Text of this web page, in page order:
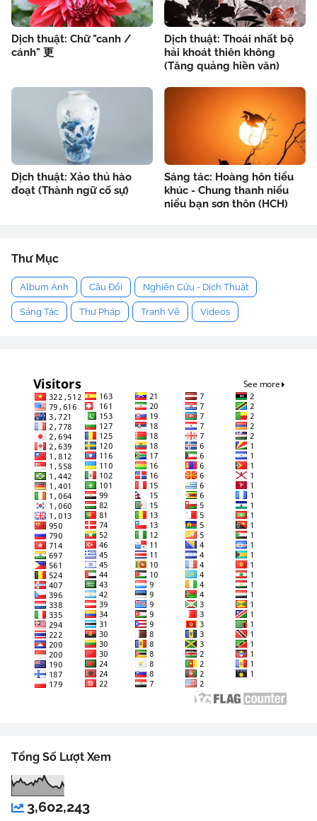
Dịch thuật: Chữ "canh /
cánh" 更
Dịch thuật: Thoái nhất bộ
hải khoát thiên không
(Tăng quảng hiền văn)
Dịch thuật: Xảo thủ hào
đoạt (Thành ngữ cố sự)
Sáng tác: Hoàng hôn tiểu
khúc - Chung thanh niểu
niểu bạn sơn thôn (HCH)
Thư Mục
Album Ảnh Câu Đối Nghiên Cứu - Dịch Thuật
Sáng Tác Thư Pháp Tranh Vẽ Videos
Tổng Số Lượt Xem
3,602,243